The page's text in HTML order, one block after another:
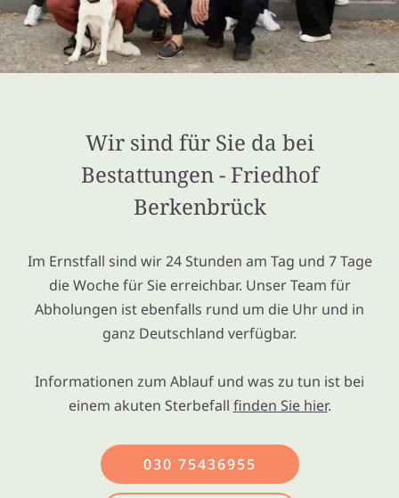
Wir sind für Sie da bei
Bestattungen - Friedhof
Berkenbrück
Im Ernstfall sind wir 24 Stunden am Tag und 7 Tage
die Woche für Sie erreichbar. Unser Team für
Abholungen ist ebenfalls rund um die Uhr und in
ganz Deutschland verfügbar.
Informationen zum Ablauf und was zu tun ist bei
einem akuten Sterbefall finden Sie hier.
030 75436955